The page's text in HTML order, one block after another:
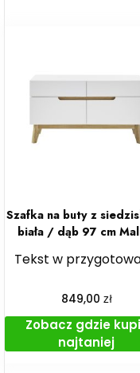
Szafka na buty z
biała / dąb 97 cm
Tekst w
849,00 zł
Zobacz gdzie
najtaniej